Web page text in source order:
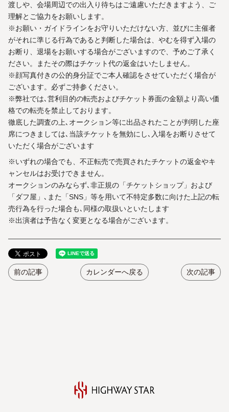
渡しや、会場周辺での出入り待ちはご遠慮いただきますよう、ご
理解とご協力をお願いします。
※お願い・ガイドラインをお守りいただけない方、並びに主催者
がそれに準じる行為であると判断した場合は、やむを得ず入場の
お断り、退場をお願いする場合がございますので、予めご了承く
ださい。またその際はチケット代の返金はいたしません。
※顔写真付きの公的身分証でご本人確認をさせていただく場合が
ございます。必ずご持参ください。
※弊社では､営利目的の転売およびチケット券面の金額より高い価
格での転売を禁止しております。
徹底した調査の上､オークション等に出品されたことが判明した座
席につきましては､当該チケットを無効にし､入場をお断りさせて
いただく場合がございます
※いずれの場合でも、不正転売で売買されたチケットの返金やキ
ャンセルはお受けできません。
オークションのみならず､非正規の「チケットショップ」および
「ダフ屋」､また「SNS」等を用いて不特定多数に向けた上記の転
売行為を行った場合も､同様の取扱いといたします
※出演者は予告なく変更となる場合がございます。
前の記事 カレンダーへ戻る 次の記事